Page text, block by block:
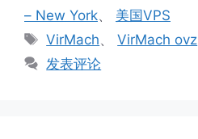
– New York、 美国VPS
标
签
VirMach、VirMach ovz
发表评论